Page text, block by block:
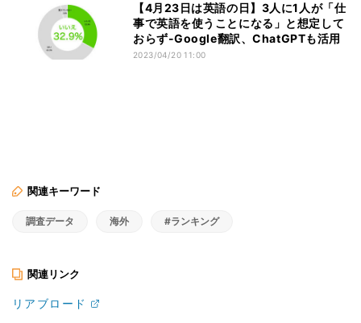
【4月23日は英語の日】3人に1人が「仕
事で英語を使うことになる」と想定して
おらず-Google翻訳、ChatGPTも活用
2023/04/20 11:00
関連キーワード
調査データ 海外 #ランキング
関連リンク
リアブロード